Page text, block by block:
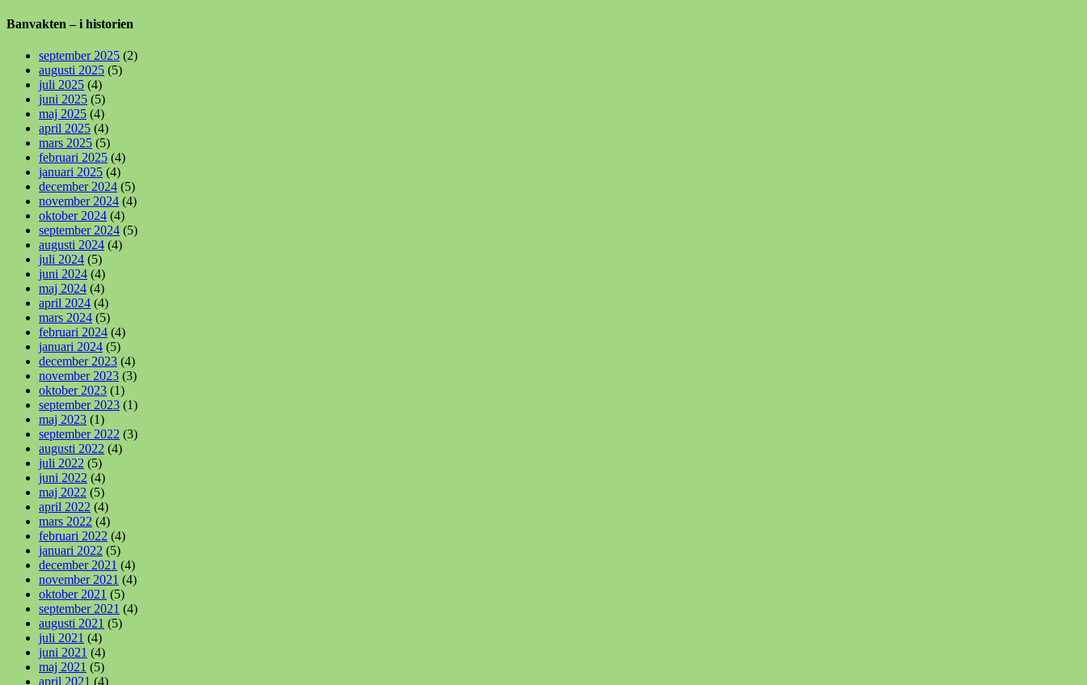
Banvakten – i historien
september 2025 (2)
augusti 2025 (5)
juli 2025 (4)
juni 2025 (5)
maj 2025 (4)
april 2025 (4)
mars 2025 (5)
februari 2025 (4)
januari 2025 (4)
december 2024 (5)
november 2024 (4)
oktober 2024 (4)
september 2024 (5)
augusti 2024 (4)
juli 2024 (5)
juni 2024 (4)
maj 2024 (4)
april 2024 (4)
mars 2024 (5)
februari 2024 (4)
januari 2024 (5)
december 2023 (4)
november 2023 (3)
oktober 2023 (1)
september 2023 (1)
maj 2023 (1)
september 2022 (3)
augusti 2022 (4)
juli 2022 (5)
juni 2022 (4)
maj 2022 (5)
april 2022 (4)
mars 2022 (4)
februari 2022 (4)
januari 2022 (5)
december 2021 (4)
november 2021 (4)
oktober 2021 (5)
september 2021 (4)
augusti 2021 (5)
juli 2021 (4)
juni 2021 (4)
maj 2021 (5)
april 2021 (4)